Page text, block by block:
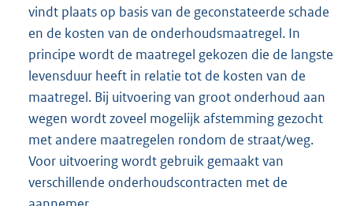
vindt plaats op basis van de geconstateerde schade
en de kosten van de onderhoudsmaatregel. In
principe wordt de maatregel gekozen die de langste
levensduur heeft in relatie tot de kosten van de
maatregel. Bij uitvoering van groot onderhoud aan
wegen wordt zoveel mogelijk afstemming gezocht
met andere maatregelen rondom de straat/weg.
Voor uitvoering wordt gebruik gemaakt van
verschillende onderhoudscontracten met de